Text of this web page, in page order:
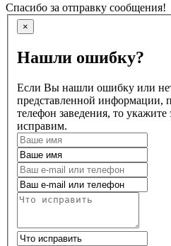
Спасибо за отправку сообщения!
×
Нашли ошибку?
Если Вы нашли ошибку или
представленной информации,
телефон заведения, то
исправим.